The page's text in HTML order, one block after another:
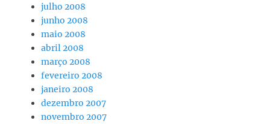
julho 2008
junho 2008
maio 2008
abril 2008
março 2008
fevereiro 2008
janeiro 2008
dezembro 2007
novembro 2007